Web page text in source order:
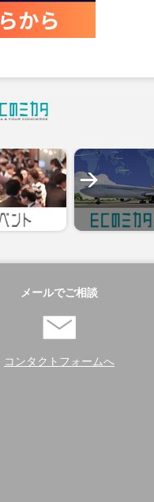
メールでご相談
コンタクトフォームへ